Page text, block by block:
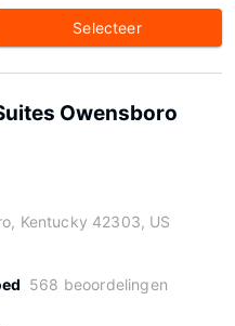
Selecteer
Owensboro
Kentucky 42303, US
568 beoordelingen